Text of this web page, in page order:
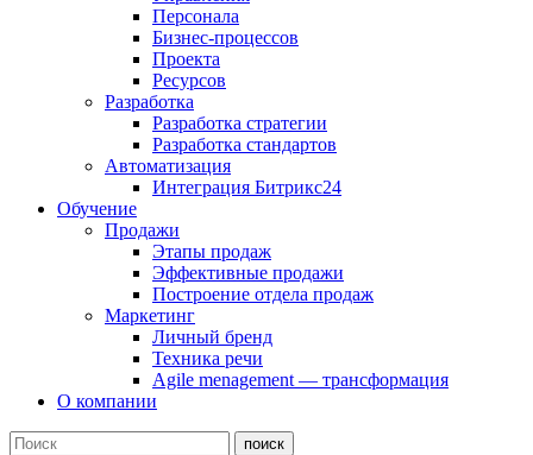
Персонала
Бизнес-процессов
Проекта
Ресурсов
Разработка
Разработка стратегии
Разработка стандартов
Автоматизация
Интеграция Битрикс24
Обучение
Продажи
Этапы продаж
Эффективные продажи
Построение отдела продаж
Маркетинг
Личный бренд
Техника речи
Agile menagement — трансформация
О компании